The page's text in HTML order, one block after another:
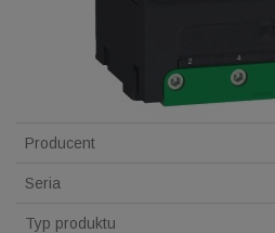
Producent
Seria
Typ produktu